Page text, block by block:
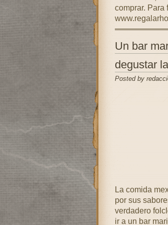
comprar. Para
Un bar
degustar
Posted by
La comida
por sus
verdadero
ir a un bar